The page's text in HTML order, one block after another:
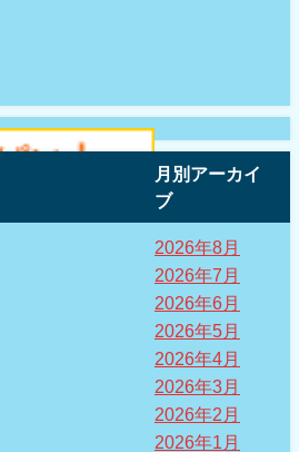
月別アーカイ
ブ
2026年8月
2026年7月
2026年6月
2026年5月
2026年4月
2026年3月
2026年2月
2026年1月